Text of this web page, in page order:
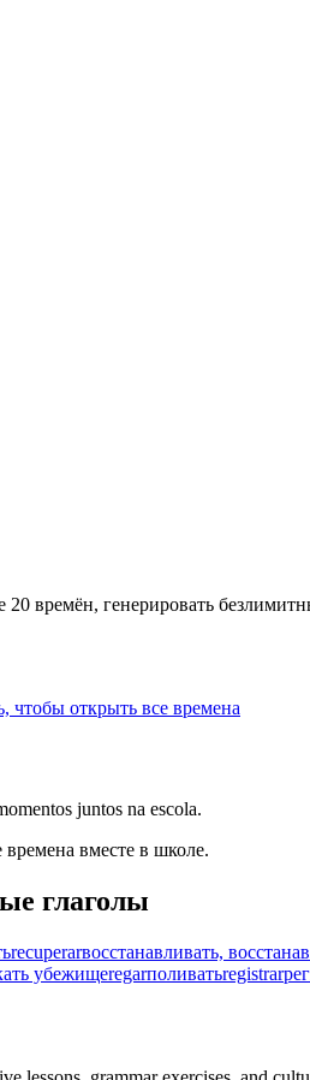
20 времён, генерировать
чтобы открыть все времена
juntos na escola.
вместе в школе.
глаголы
recuperarвосстанавливать,
убежищеregarполиватьregistrar